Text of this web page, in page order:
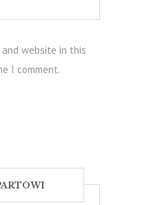
and website in this
I comment.